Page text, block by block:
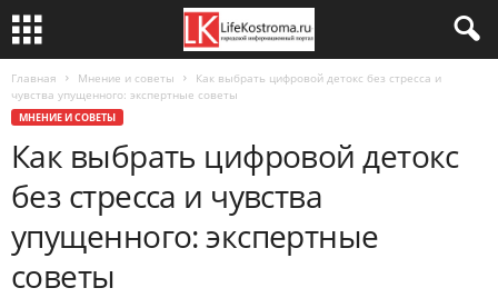
Главная Мнение и советы
Как выбрать цифровой детокс без стресса и
чувства упущенного: экспертные советы
МНЕНИЕ И СОВЕТЫ
Как выбрать цифровой детокс
без стресса и чувства
упущенного: экспертные
советы